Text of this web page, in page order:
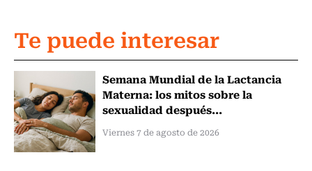
Te puede interesar
Semana Mundial de la Lactancia
Materna: los mitos sobre la
sexualidad después...
Viernes 7 de agosto de 2026